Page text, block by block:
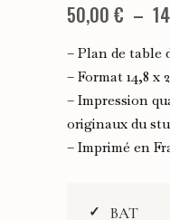
50,00 € –
– Plan de table
– Format 14,8 x
– Impression
originaux du
– Imprimé en
BAT